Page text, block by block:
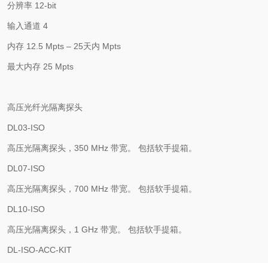
分辨率 12-bit
输入通道 4
内存 12.5 Mpts – 25天内 Mpts
最大内存 25 Mpts
高压光纤光隔离探头
DL03-ISO
高压光隔离探头， 350 MHz 带宽。 包括软手提箱。
DL07-ISO
高压光隔离探头， 700 MHz 带宽。 包括软手提箱。
DL10-ISO
高压光隔离探头， 1 GHz 带宽。 包括软手提箱。
DL-ISO-ACC-KIT